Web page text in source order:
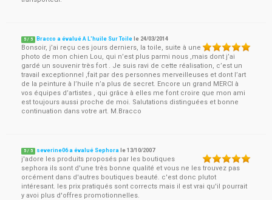
5 / 5 Bracco a évalué A L'huile Sur Toile le 24/03/2014
Bonsoir, j’ai reçu ces jours derniers, la toile, suite à une
photo de mon chien Lou, qui n’est plus parmi nous ,mais dont j’ai
gardé un souvenir très fort . Je suis ravi de cette réalisation, c’est un
travail exceptionnel ,fait par des personnes merveilleuses et dont l’art
de la peinture à l’huile n’a plus de secret. Encore un grand MERCI à
vos équipes d’artistes , qui grâce à elles me font croire que mon ami
est toujours aussi proche de moi. Salutations distinguées et bonne
continuation dans votre art. M.Bracco
5 / 5 severine06 a évalué Sephora le13/10/2007
j'adore les produits proposés par les boutiques
sephora ils sont d'une très bonne qualité et vous ne les trouvez pas
orcément dans d'autres boutiques beauté. c'est donc plutot
intéresant. les prix pratiqués sont corrects mais il est vrai qu'il pourrait
y avoi plus d'offres promotionnelles.